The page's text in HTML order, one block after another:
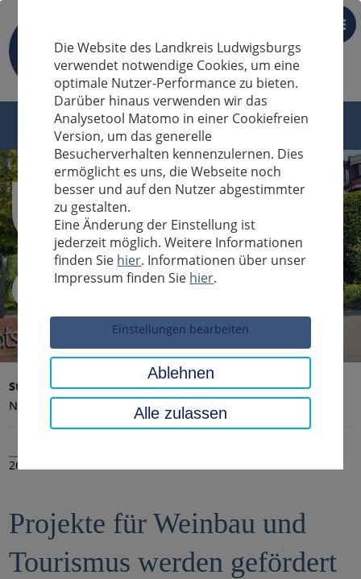
DE
Sucheingabe
Startseite Landratsamt, Landkreis
Aktuelles
Nachrichten
26.03.2021
Projekte für Weinbau und
Tourismus werden gefördert
Die Website des Landkreis Ludwigsburgs
verwendet notwendige Cookies, um eine
optimale Nutzer-Performance zu bieten.
Darüber hinaus verwenden wir das
Analysetool Matomo in einer Cookiefreien
Version, um das generelle
Besucherverhalten kennenzulernen. Dies
ermöglicht es uns, die Webseite noch
besser und auf den Nutzer abgestimmter
zu gestalten.
Eine Änderung der Einstellung ist
jederzeit möglich. Weitere Informationen
finden Sie hier. Informationen über unser
Impressum finden Sie hier.
Einstellungen bearbeiten
Ablehnen
Alle zulassen